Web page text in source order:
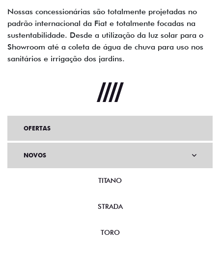
Nossas concessionárias são totalmente projetadas no
padrão internacional da Fiat e totalmente focadas na
sustentabilidade. Desde a utilização da luz solar para o
Showroom até a coleta de água de chuva para uso nos
sanitários e irrigação dos jardins.​
OFERTAS
NOVOS
TITANO
STRADA
TORO